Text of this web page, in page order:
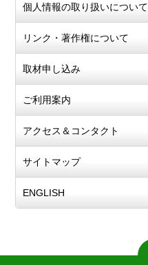
個人情報の取り扱いについて
リンク・著作権について
取材申し込み
ご利用案内
アクセス＆コンタクト
サイトマップ
ENGLISH